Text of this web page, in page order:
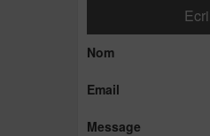
Nom
Email
Message